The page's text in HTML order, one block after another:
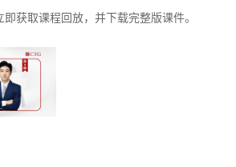
获取课程回放，并下载完整版课件。